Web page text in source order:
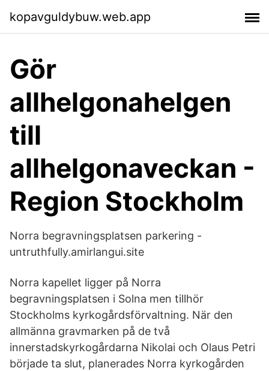
kopavguldybuw.web.app
Gör
allhelgonahelgen
till
allhelgonaveckan -
Region Stockholm
Norra begravningsplatsen parkering -
untruthfully.amirlangui.site
Norra kapellet ligger på Norra
begravningsplatsen i Solna men tillhör
Stockholms kyrkogårdsförvaltning. När den
allmänna gravmarken på de två
innerstadskyrkogårdarna Nikolai och Olaus Petri
började ta slut, planerades Norra kyrkogården